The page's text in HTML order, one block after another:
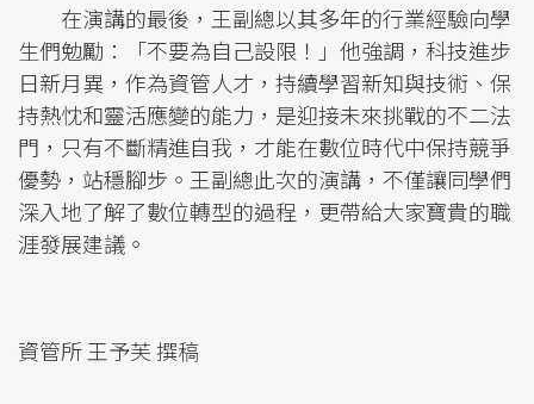
在演講的最後，王副總以其多年的行業經驗向學
生們勉勵：「不要為自己設限！」他強調，科技進步
日新月異，作為資管人才，持續學習新知與技術、保
持熱忱和靈活應變的能力，是迎接未來挑戰的不二法
門，只有不斷精進自我，才能在數位時代中保持競爭
優勢，站穩腳步。王副總此次的演講，不僅讓同學們
深入地了解了數位轉型的過程，更帶給大家寶貴的職
涯發展建議。
資管所 王予芙 撰稿